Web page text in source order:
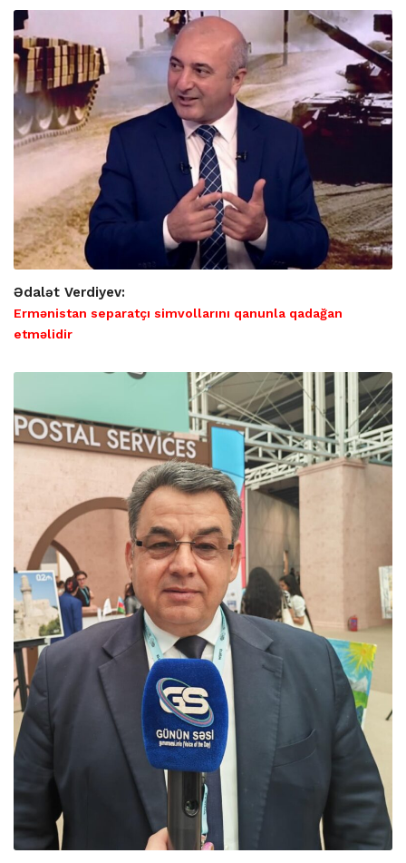
Ədalət Verdiyev:
Ermənistan separatçı simvollarını qanunla qadağan
etməlidir